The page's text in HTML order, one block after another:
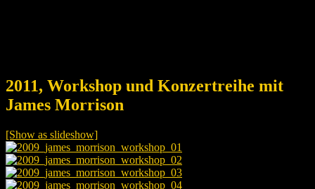
2011, Workshop und Konzertreihe mit
James Morrison
[Show as slideshow]